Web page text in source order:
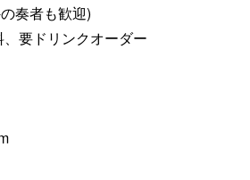
奏者も歓迎)
要ドリンクオーダー